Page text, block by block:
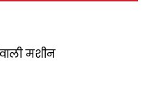
मशीन